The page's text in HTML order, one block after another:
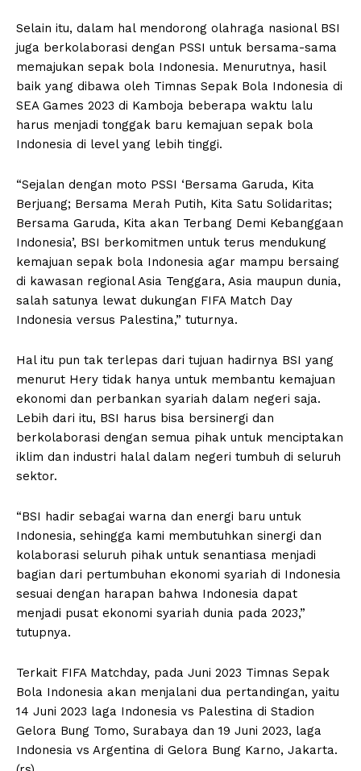
Selain itu, dalam hal mendorong olahraga nasional BSI
juga berkolaborasi dengan PSSI untuk bersama-sama
memajukan sepak bola Indonesia. Menurutnya, hasil
baik yang dibawa oleh Timnas Sepak Bola Indonesia di
SEA Games 2023 di Kamboja beberapa waktu lalu
harus menjadi tonggak baru kemajuan sepak bola
Indonesia di level yang lebih tinggi.
“Sejalan dengan moto PSSI ‘Bersama Garuda, Kita
Berjuang; Bersama Merah Putih, Kita Satu Solidaritas;
Bersama Garuda, Kita akan Terbang Demi Kebanggaan
Indonesia’, BSI berkomitmen untuk terus mendukung
kemajuan sepak bola Indonesia agar mampu bersaing
di kawasan regional Asia Tenggara, Asia maupun dunia,
salah satunya lewat dukungan FIFA Match Day
Indonesia versus Palestina,” tuturnya.
Hal itu pun tak terlepas dari tujuan hadirnya BSI yang
menurut Hery tidak hanya untuk membantu kemajuan
ekonomi dan perbankan syariah dalam negeri saja.
Lebih dari itu, BSI harus bisa bersinergi dan
berkolaborasi dengan semua pihak untuk menciptakan
iklim dan industri halal dalam negeri tumbuh di seluruh
sektor.
“BSI hadir sebagai warna dan energi baru untuk
Indonesia, sehingga kami membutuhkan sinergi dan
kolaborasi seluruh pihak untuk senantiasa menjadi
bagian dari pertumbuhan ekonomi syariah di Indonesia
sesuai dengan harapan bahwa Indonesia dapat
menjadi pusat ekonomi syariah dunia pada 2023,”
tutupnya.
Terkait FIFA Matchday, pada Juni 2023 Timnas Sepak
Bola Indonesia akan menjalani dua pertandingan, yaitu
14 Juni 2023 laga Indonesia vs Palestina di Stadion
Gelora Bung Tomo, Surabaya dan 19 Juni 2023, laga
Indonesia vs Argentina di Gelora Bung Karno, Jakarta.